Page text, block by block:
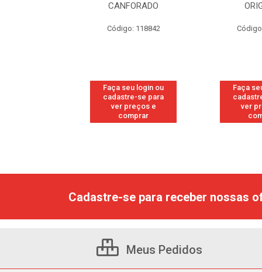
CANFORADO
Código: 118842
Faça seu login ou
cadastre-se para
ver preços e
comprar
Faça
ver
Cadastre-se para receber nossas
Meus Pedidos